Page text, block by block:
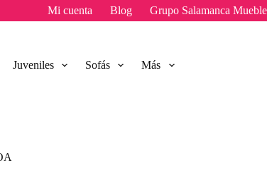
Mi cuenta Blog Grupo Salamanca
Juveniles Sofás Más